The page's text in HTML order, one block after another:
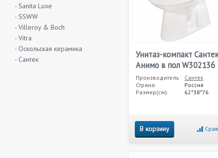
- Sanita Luxe
- SSWW
- Villeroy & Boch
- Vitra
- Оскольская керамика
- Сантек
Унитаз-компакт Сантек
Анимо в пол W302136
Производитель: Сантек
Страна:
Россия
Размер(см):
62*38*76
В корзину